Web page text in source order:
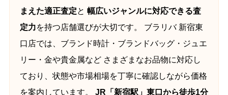
まえた適正査定と 幅広いジャンルに対応できる査
定力を持つ店舗選びが大切です。 ブラリバ 新宿東
口店では、ブランド時計・ブランドバッグ・ジュエ
リー・金や貴金属など さまざまなお品物に対応し
ており、状態や市場相場を丁寧に確認しながら価格
を案内しています。 JR「新宿駅」東口から徒歩1分